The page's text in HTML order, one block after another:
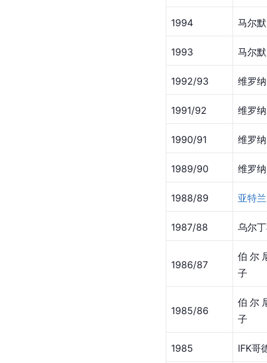
1994 马尔默
1993 马尔默
1992/93 维罗纳
1991/92 维罗纳
1990/91 维罗纳
1989/90 维罗纳
1988/89 亚特
1987/88 乌尔
1986/87
伯尔
子
1985/86
伯尔
子
1985 IFK哥